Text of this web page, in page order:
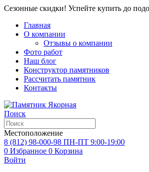
Сезонные скидки! Успейте купить до
Главная
О компании
Отзывы о компании
Фото работ
Наш блог
Конструктор памятников
Рассчитать памятник
Контакты
Поиск
Местоположение
8 (812) 98-000-98 ПН-ПТ 9:00-19:00
0 Избранное 0 Корзина
Войти